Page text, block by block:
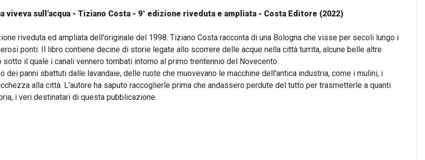
viveva sull'acqua - Tiziano Costa - 9° edizione riveduta e ampliata - Costa Editore (2022)
riveduta ed ampliata dell'originale del 1998. Tiziano Costa racconta di una Bologna che visse per secoli lungo i
ponti. Il libro contiene decine di storie legate allo scorrere delle acque nella città turrita, alcune belle altre
il quale i canali vennero tombati intorno al primo trentennio del Novecento.
dei panni sbattuti dalle lavandaie, delle ruote che muovevano le macchine dell'antica industria, come i mulini, i
alla città. L'autore ha saputo raccoglierle prima che andassero perdute del tutto per trasmetterle a quanti
i veri destinatari di questa pubblicazione.